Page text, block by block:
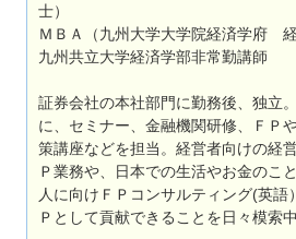
士）
ＭＢＡ（九州大学大学院経済学府 経
九州共立大学経済学部非常勤講師
証券会社の本社部門に勤務後、独立
に、セミナー、金融機関研修、ＦＰ
策講座などを担当。経営者向けの経
Ｐ業務や、日本での生活やお金のこ
人に向けＦＰコンサルティング(英語
Ｐとして貢献できることを日々模索中